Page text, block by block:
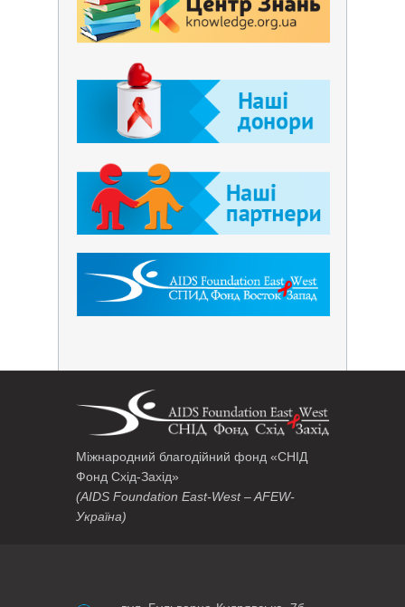
Міжнародний благодійний фонд «СНІД
Фонд Схід-Захід»
(AIDS Foundation East-West – AFEW-
Україна)